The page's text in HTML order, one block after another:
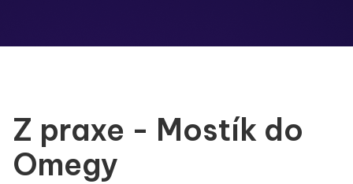
Z praxe - Mostík do
Omegy